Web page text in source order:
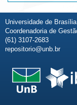
Universidade de
Coordenadoria de
(61) 3107-2683
repositorio@unb.br